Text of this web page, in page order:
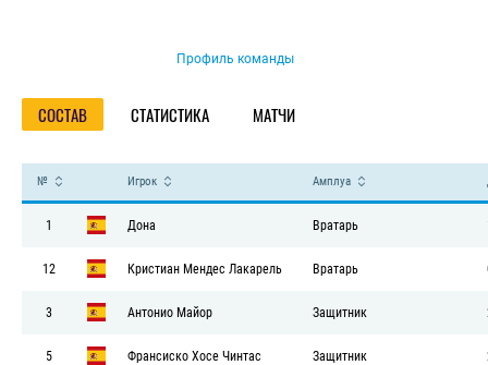
Профиль команды
СОСТАВ СТАТИСТИКА МАТЧИ
№ Игрок Амплуа
1 Дона Вратарь
12 Кристиан Мендес Лакарель Вратарь
3 Антонио Майор Защитник
5 Франсиско Хосе Чинтас Защитник